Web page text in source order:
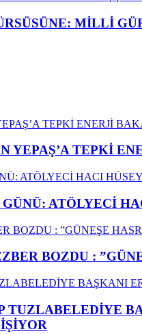
MİLLİ
YEPAŞ’A TEPKİ
ATÖLYECİ
BOZDU :
TUZLABELEDİYE